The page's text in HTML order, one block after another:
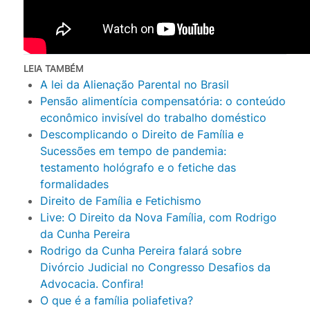
LEIA TAMBÉM
A lei da Alienação Parental no Brasil
Pensão alimentícia compensatória: o conteúdo
econômico invisível do trabalho doméstico
Descomplicando o Direito de Família e
Sucessões em tempo de pandemia:
testamento hológrafo e o fetiche das
formalidades
Direito de Família e Fetichismo
Live: O Direito da Nova Família, com Rodrigo
da Cunha Pereira
Rodrigo da Cunha Pereira falará sobre
Divórcio Judicial no Congresso Desafios da
Advocacia. Confira!
O que é a família poliafetiva?